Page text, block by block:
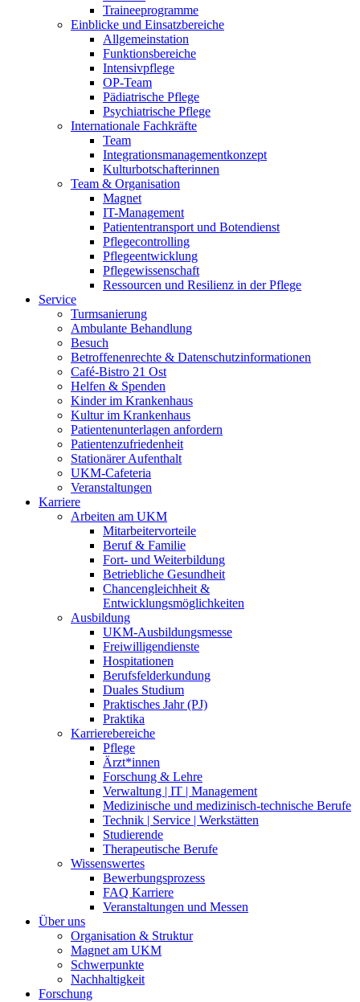
Traineeprogramme
Einblicke und Einsatzbereiche
Allgemeinstation
Funktionsbereiche
Intensivpflege
OP-Team
Pädiatrische Pflege
Psychiatrische Pflege
Internationale Fachkräfte
Team
Integrationsmanagementkonzept
Kulturbotschafterinnen
Team & Organisation
Magnet
IT-Management
Patiententransport und Botendienst
Pflegecontrolling
Pflegeentwicklung
Pflegewissenschaft
Ressourcen und Resilienz in der Pflege
Service
Turmsanierung
Ambulante Behandlung
Besuch
Betroffenenrechte & Datenschutzinformationen
Café-Bistro 21 Ost
Helfen & Spenden
Kinder im Krankenhaus
Kultur im Krankenhaus
Patientenunterlagen anfordern
Patientenzufriedenheit
Stationärer Aufenthalt
UKM-Cafeteria
Veranstaltungen
Karriere
Arbeiten am UKM
Mitarbeitervorteile
Beruf & Familie
Fort- und Weiterbildung
Betriebliche Gesundheit
Chancengleichheit &
Entwicklungsmöglichkeiten
Ausbildung
UKM-Ausbildungsmesse
Freiwilligendienste
Hospitationen
Berufsfelderkundung
Duales Studium
Praktisches Jahr (PJ)
Praktika
Karrierebereiche
Pflege
Ärzt*innen
Forschung & Lehre
Verwaltung | IT | Management
Medizinische und medizinisch-technische Berufe
Technik | Service | Werkstätten
Studierende
Therapeutische Berufe
Wissenswertes
Bewerbungsprozess
FAQ Karriere
Veranstaltungen und Messen
Über uns
Organisation & Struktur
Magnet am UKM
Schwerpunkte
Nachhaltigkeit
Forschung